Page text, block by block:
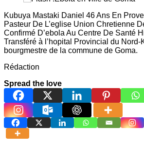
Kubuya Mastaki Daniel 46 Ans En
Pasteur De L’eglise Union Chretienne
Confirmé D’ebola Au Centre De Santé
Transféré à l’hopital Provincial du
bourgmestre de la commune de Goma.
Rédaction
Spread the love